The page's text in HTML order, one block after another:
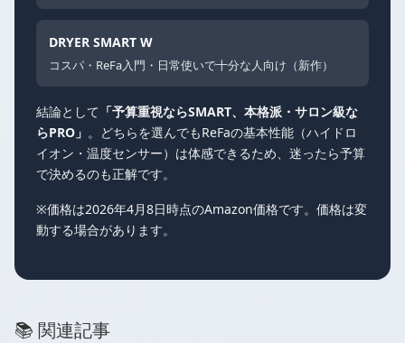
DRYER SMART W
コスパ・ReFa入門・日常使いで十分な人向け（新作）
結論として 「予算重視ならSMART、本格派・サロン級な
らPRO」 。どちらを選んでもReFaの基本性能（ハイドロ
イオン・温度センサー）は体感できるため、迷ったら予算
で決めるのも正解です。
※価格は2026年4月8日時点のAmazon価格です。価格は変
動する場合があります。
📚 関連記事